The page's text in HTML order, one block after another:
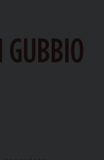
GUBBIO